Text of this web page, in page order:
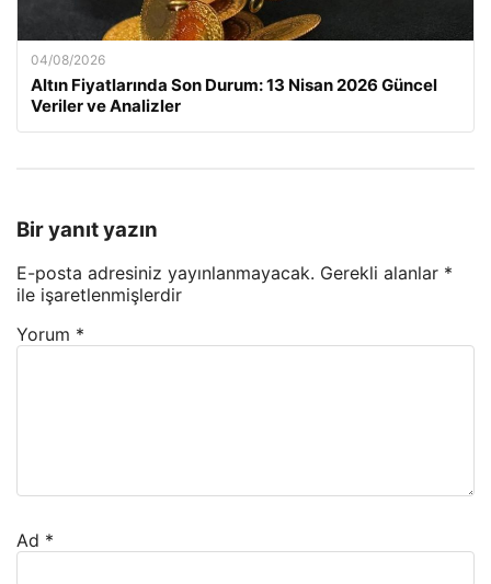
04/08/2026
Altın Fiyatlarında Son Durum: 13 Nisan 2026 Güncel
Veriler ve Analizler
Bir yanıt yazın
E-posta adresiniz yayınlanmayacak. Gerekli alanlar *
ile işaretlenmişlerdir
Yorum *
Ad *